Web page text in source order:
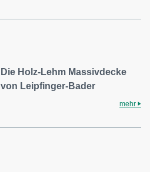
Die Holz-Lehm Massivdecke
von Leipfinger-Bader
mehr